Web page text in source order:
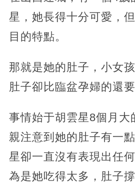
星，她長得十分可愛，
目的特點。
那就是她的肚子，小女
肚子卻比臨盆孕婦的還要
事情始于胡雲星8個月大
親注意到她的肚子有一
星卻一直沒有表現出任
為是她吃得太多，肚子撐